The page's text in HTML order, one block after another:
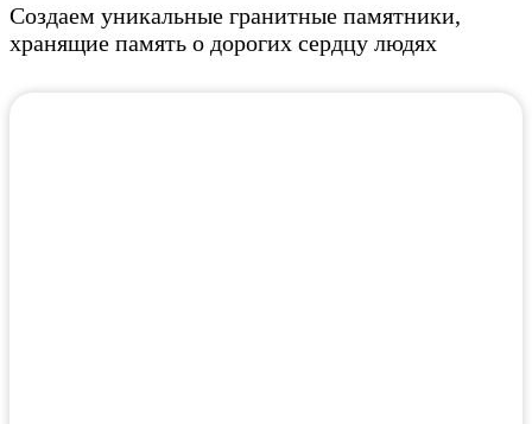
Создаем уникальные гранитные памятники,
хранящие память о дорогих сердцу людях